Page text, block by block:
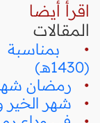
اقرأ أيضا
المقالات
• بمناسبة
(1430هـ)
• رمضان شهر
• شهر الخير